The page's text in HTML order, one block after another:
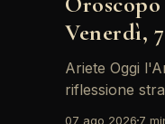
Venerdì,
Ariete Oggi l'Ariete si trova in una giornata di
riflessione
07 ago 2026 7